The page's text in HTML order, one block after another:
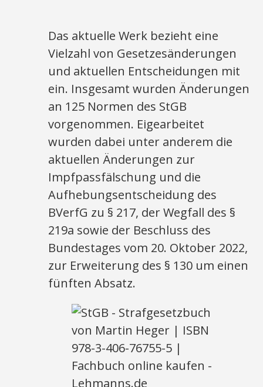
Das aktuelle Werk bezieht eine
Vielzahl von Gesetzesänderungen
und aktuellen Entscheidungen mit
ein. Insgesamt wurden Änderungen
an 125 Normen des StGB
vorgenommen. Eigearbeitet
wurden dabei unter anderem die
aktuellen Änderungen zur
Impfpassfälschung und die
Aufhebungsentscheidung des
BVerfG zu § 217, der Wegfall des §
219a sowie der Beschluss des
Bundestages vom 20. Oktober 2022,
zur Erweiterung des § 130 um einen
fünften Absatz.